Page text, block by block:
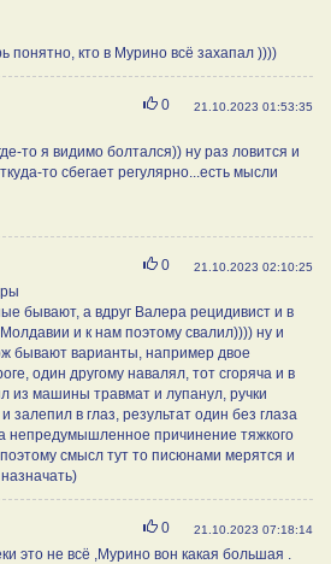
понятно, кто в Мурино всё захапал ))))
21.10.2023 01:53:35
Нравится
0
то я видимо болтался)) ну раз ловится и
то сбегает регулярно...есть мысли
21.10.2023 02:10:25
Нравится
0
бывают, а вдруг Валера рецидивист и в
и к нам поэтому свалил)))) ну и
бывают варианты, например двое
один другому навалял, тот сгоряча и в
из машины травмат и лупанул, ручки
залепил в глаз, результат один без глаза
непредумышленное причинение тяжкого
смысл тут то писюнами мерятся и
21.10.2023 07:18:14
Нравится
0
это не всё ,Мурино вон какая большая .